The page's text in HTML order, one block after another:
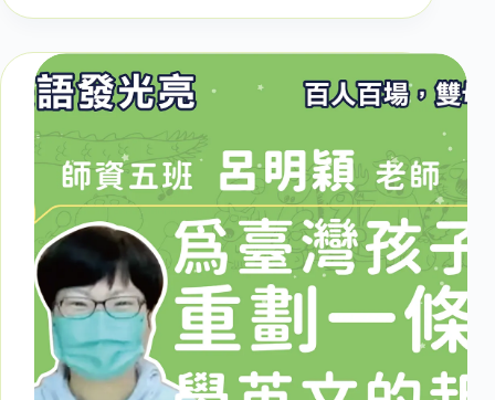
六
場】：
國
「棄
英」，
竟
然
因
為
雙
語